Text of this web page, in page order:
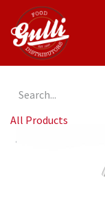
All Products